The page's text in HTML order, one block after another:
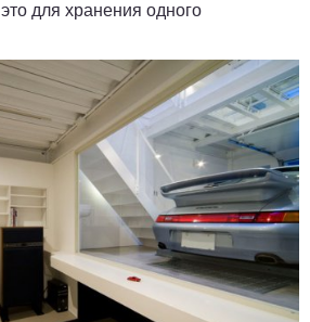
для хранения одного